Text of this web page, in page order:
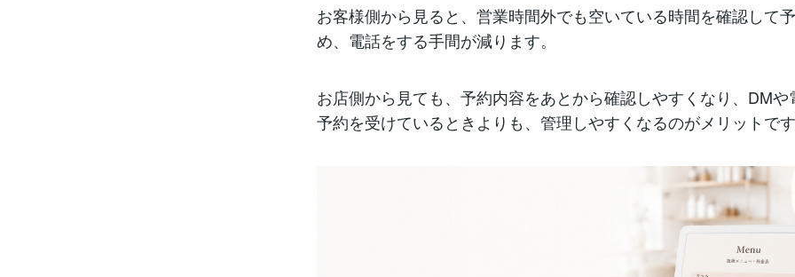
お客様側から見ると、営業時間外でも空いている時間を確認して
め、電話をする手間が減ります。
お店側から見ても、予約内容をあとから確認しやすくなり、DMや
予約を受けているときよりも、管理しやすくなるのがメリットです